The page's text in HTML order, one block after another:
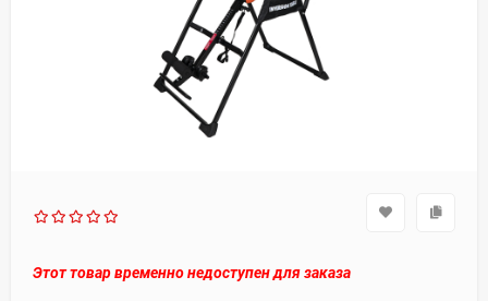
Этот товар временно недоступен для заказа